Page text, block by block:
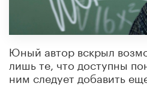
Юный автор вскрыл
лишь те, что доступны
ним следует добавить